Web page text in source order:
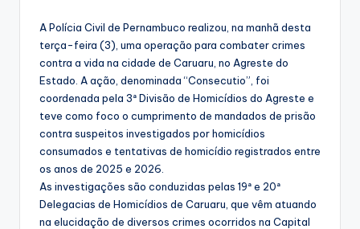
A Polícia Civil de Pernambuco realizou, na manhã desta
terça-feira (3), uma operação para combater crimes
contra a vida na cidade de Caruaru, no Agreste do
Estado. A ação, denominada “Consecutio”, foi
coordenada pela 3ª Divisão de Homicídios do Agreste e
teve como foco o cumprimento de mandados de prisão
contra suspeitos investigados por homicídios
consumados e tentativas de homicídio registrados entre
os anos de 2025 e 2026.
As investigações são conduzidas pelas 19ª e 20ª
Delegacias de Homicídios de Caruaru, que vêm atuando
na elucidação de diversos crimes ocorridos na Capital